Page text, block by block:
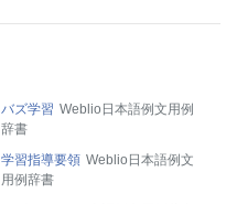
バズ学習 Weblio日本語例文用例
辞書
学習指導要領 Weblio日本語例文
用例辞書